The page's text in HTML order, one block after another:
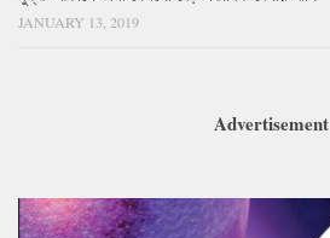
JANUARY 13, 2019
Advertisement